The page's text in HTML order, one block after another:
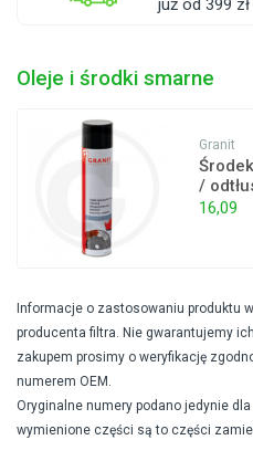
już od 399 zł
Oleje i środki smarne
Granit
/
16,09
Informacje o zastosowaniu produktu
producenta filtra. Nie gwarantujemy
zakupem prosimy o weryfikację
numerem OEM.
Oryginalne numery podano jedynie
wymienione części są to części